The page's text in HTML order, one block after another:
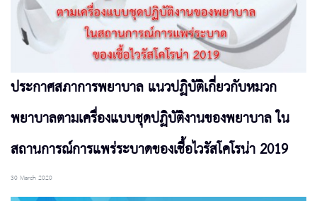
ประกาศสภาการพยาบาล แนวปฏิบัติเกี่ยวกับหมวก
พยาบาลตามเครื่องแบบชุดปฏิบัติงานของพยาบาล ใน
สถานการณ์การแพร่ระบาดของเชื้อไวรัสโคโรน่า 2019
30 March 2020